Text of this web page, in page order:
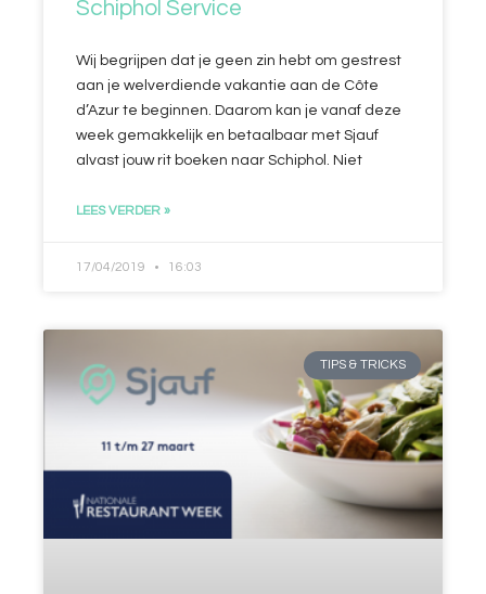
Schiphol Service
Wij begrijpen dat je geen zin hebt om gestrest
aan je welverdiende vakantie aan de Côte
d’Azur te beginnen. Daarom kan je vanaf deze
week gemakkelijk en betaalbaar met Sjauf
alvast jouw rit boeken naar Schiphol. Niet
LEES VERDER »
17/04/2019 16:03
TIPS & TRICKS